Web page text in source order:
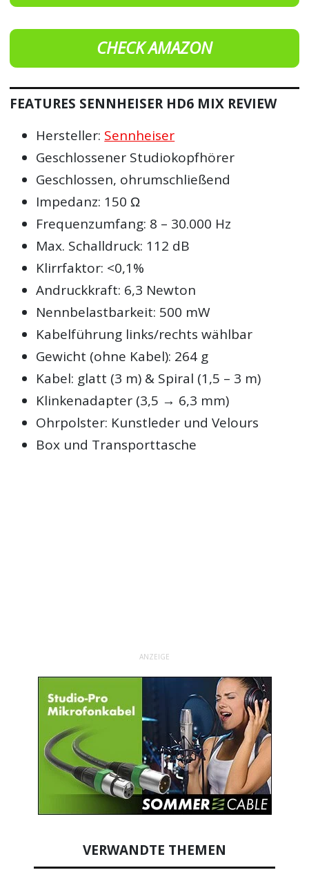
CHECK AMAZON
FEATURES SENNHEISER HD6 MIX REVIEW
Hersteller: Sennheiser
Geschlossener Studiokopfhörer
Geschlossen, ohrumschließend
Impedanz: 150 Ω
Frequenzumfang: 8 – 30.000 Hz
Max. Schalldruck: 112 dB
Klirrfaktor: <0,1%
Andruckkraft: 6,3 Newton
Nennbelastbarkeit: 500 mW
Kabelführung links/rechts wählbar
Gewicht (ohne Kabel): 264 g
Kabel: glatt (3 m) & Spiral (1,5 – 3 m)
Klinkenadapter (3,5 → 6,3 mm)
Ohrpolster: Kunstleder und Velours
Box und Transporttasche
ANZEIGE
VERWANDTE THEMEN